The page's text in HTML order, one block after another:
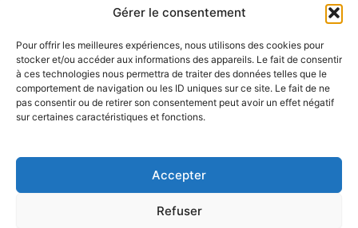
Gérer le consentement
Pour offrir les meilleures expériences, nous utilisons des cookies pour
stocker et/ou accéder aux informations des appareils. Le fait de consentir
à ces technologies nous permettra de traiter des données telles que le
comportement de navigation ou les ID uniques sur ce site. Le fait de ne
pas consentir ou de retirer son consentement peut avoir un effet négatif
sur certaines caractéristiques et fonctions.
Accepter
Refuser
Mes Téléchargements
Politique de cookies (UE)